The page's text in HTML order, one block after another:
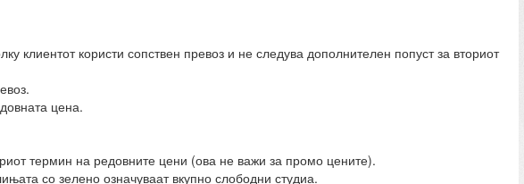
користи сопствен превоз и не следува дополнителен попуст за вториот
цена.
термин на редовните цени (ова не важи за промо цените).
со зелено означуваат вкупно слободни студиа.